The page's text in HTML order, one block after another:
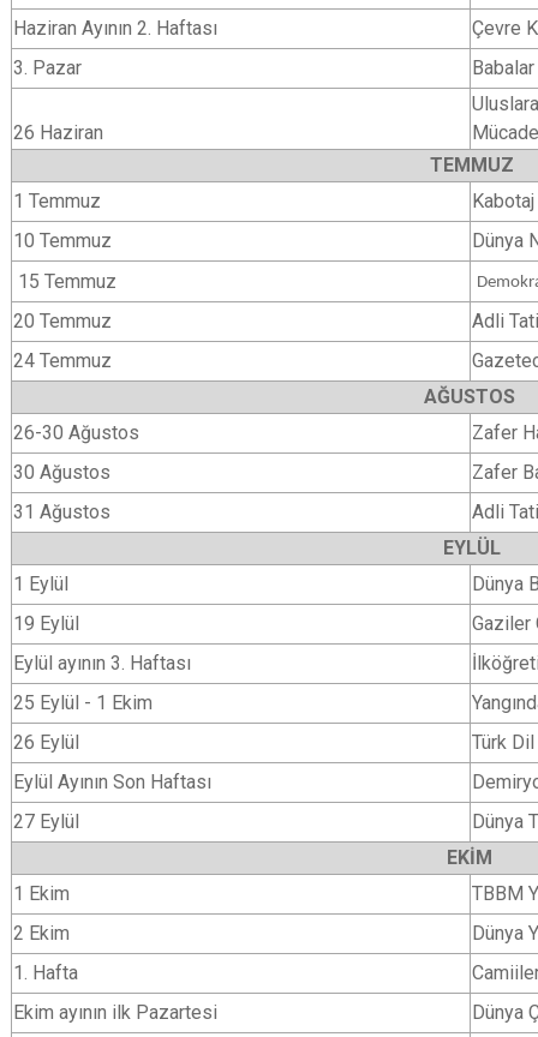
Haziran Ayının 2. Haftası
Çevre
3. Pazar
Babalar
26 Haziran
TEMMUZ
1 Temmuz
10 Temmuz
Dünya
15 Temmuz
20 Temmuz
Adli
24 Temmuz
AĞUSTOS
26-30 Ağustos
Zafer
30 Ağustos
Zafer
31 Ağustos
Adli
EYLÜL
1 Eylül
Dünya
19 Eylül
Gaziler
Eylül ayının 3. Haftası
25 Eylül - 1 Ekim
26 Eylül
Türk Dil
Eylül Ayının Son Haftası
27 Eylül
Dünya
EKİM
1 Ekim
TBBM
2 Ekim
Dünya
1. Hafta
Ekim ayının ilk Pazartesi
Dünya